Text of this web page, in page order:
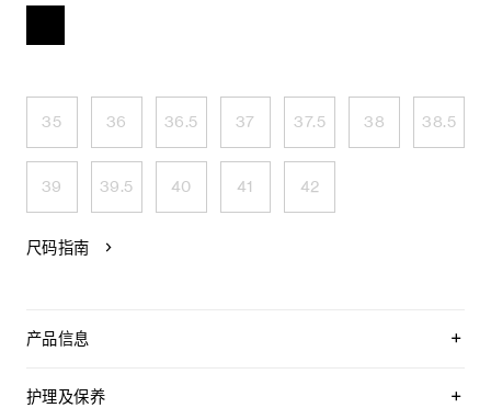
35 36 36.5 37 37.5 38 38.5
39 39.5 40 41 42
尺码指南
产品信息
100%羊皮革衬里
护理及保养